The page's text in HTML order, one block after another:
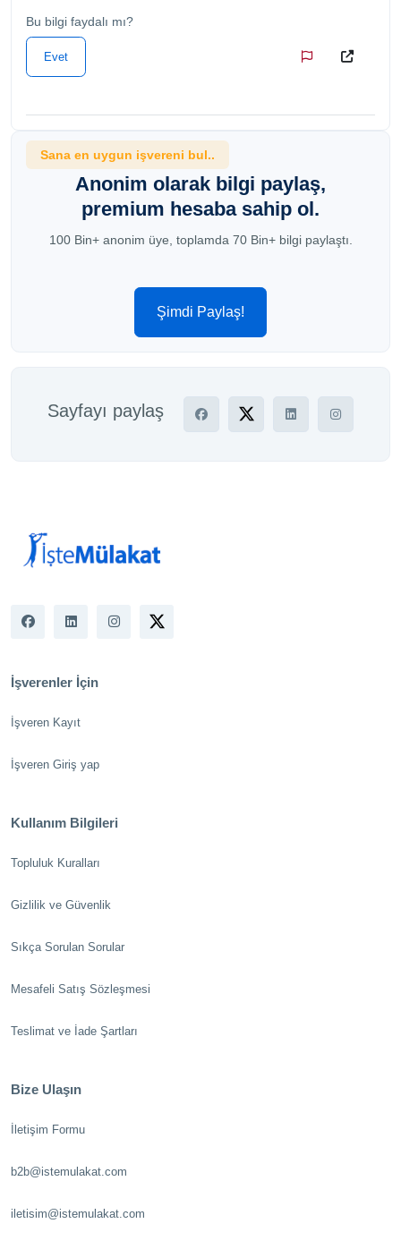
Bu bilgi faydalı mı?
Evet
Sana en uygun işvereni bul..
Anonim olarak bilgi paylaş,
premium hesaba sahip ol.
100 Bin+ anonim üye, toplamda 70 Bin+ bilgi paylaştı.
Şimdi Paylaş!
Sayfayı paylaş
İşverenler İçin
İşveren Kayıt
İşveren Giriş yap
Kullanım Bilgileri
Topluluk Kuralları
Gizlilik ve Güvenlik
Sıkça Sorulan Sorular
Mesafeli Satış Sözleşmesi
Teslimat ve İade Şartları
Bize Ulaşın
İletişim Formu
b2b@istemulakat.com
iletisim@istemulakat.com